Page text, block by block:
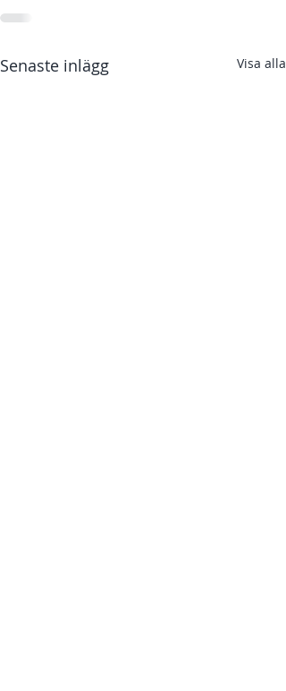
Senaste inlägg Visa alla